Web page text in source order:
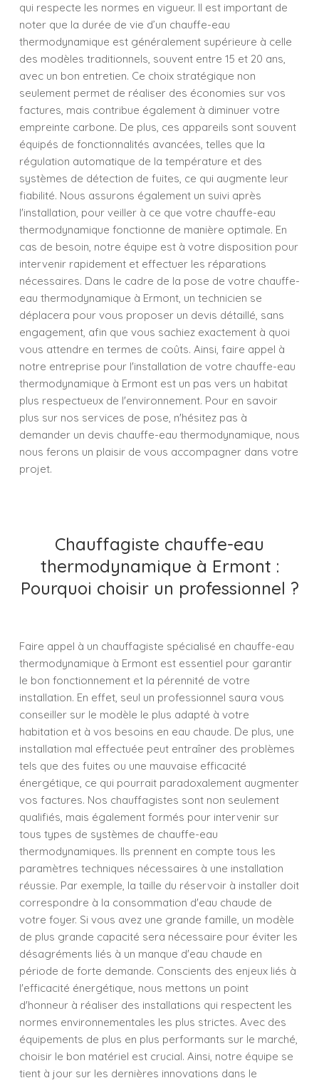
qui respecte les normes en vigueur. Il est important de
noter que la durée de vie d’un chauffe-eau
thermodynamique est généralement supérieure à celle
des modèles traditionnels, souvent entre 15 et 20 ans,
avec un bon entretien. Ce choix stratégique non
seulement permet de réaliser des économies sur vos
factures, mais contribue également à diminuer votre
empreinte carbone. De plus, ces appareils sont souvent
équipés de fonctionnalités avancées, telles que la
régulation automatique de la température et des
systèmes de détection de fuites, ce qui augmente leur
fiabilité. Nous assurons également un suivi après
l'installation, pour veiller à ce que votre chauffe-eau
thermodynamique fonctionne de manière optimale. En
cas de besoin, notre équipe est à votre disposition pour
intervenir rapidement et effectuer les réparations
nécessaires. Dans le cadre de la pose de votre chauffe-
eau thermodynamique à Ermont, un technicien se
déplacera pour vous proposer un devis détaillé, sans
engagement, afin que vous sachiez exactement à quoi
vous attendre en termes de coûts. Ainsi, faire appel à
notre entreprise pour l'installation de votre chauffe-eau
thermodynamique à Ermont est un pas vers un habitat
plus respectueux de l'environnement. Pour en savoir
plus sur nos services de pose, n'hésitez pas à
demander un devis chauffe-eau thermodynamique, nous
nous ferons un plaisir de vous accompagner dans votre
projet.
Chauffagiste chauffe-eau
thermodynamique à Ermont :
Pourquoi choisir un professionnel ?
Faire appel à un chauffagiste spécialisé en chauffe-eau
thermodynamique à Ermont est essentiel pour garantir
le bon fonctionnement et la pérennité de votre
installation. En effet, seul un professionnel saura vous
conseiller sur le modèle le plus adapté à votre
habitation et à vos besoins en eau chaude. De plus, une
installation mal effectuée peut entraîner des problèmes
tels que des fuites ou une mauvaise efficacité
énergétique, ce qui pourrait paradoxalement augmenter
vos factures. Nos chauffagistes sont non seulement
qualifiés, mais également formés pour intervenir sur
tous types de systèmes de chauffe-eau
thermodynamiques. Ils prennent en compte tous les
paramètres techniques nécessaires à une installation
réussie. Par exemple, la taille du réservoir à installer doit
correspondre à la consommation d'eau chaude de
votre foyer. Si vous avez une grande famille, un modèle
de plus grande capacité sera nécessaire pour éviter les
désagréments liés à un manque d'eau chaude en
période de forte demande. Conscients des enjeux liés à
l'efficacité énergétique, nous mettons un point
d'honneur à réaliser des installations qui respectent les
normes environnementales les plus strictes. Avec des
équipements de plus en plus performants sur le marché,
choisir le bon matériel est crucial. Ainsi, notre équipe se
tient à jour sur les dernières innovations dans le